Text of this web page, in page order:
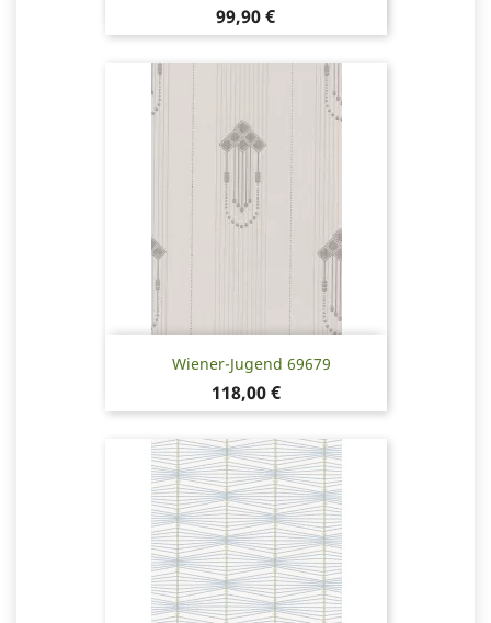
Hinta
99,90 €
Wiener-Jugend 69679
Hinta
118,00 €